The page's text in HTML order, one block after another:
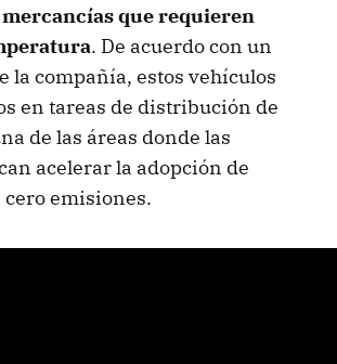
que requieren
. De acuerdo con un
la compañía, estos vehículos
en tareas de distribución de
de las áreas donde las
acelerar la adopción de
emisiones.